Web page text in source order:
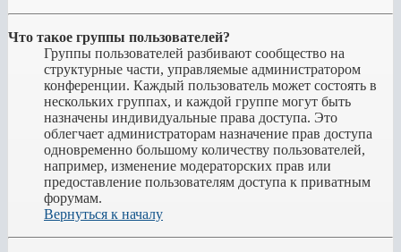
Что такое группы пользователей?
Группы пользователей разбивают сообщество на
структурные части, управляемые администратором
конференции. Каждый пользователь может состоять в
нескольких группах, и каждой группе могут быть
назначены индивидуальные права доступа. Это
облегчает администраторам назначение прав доступа
одновременно большому количеству пользователей,
например, изменение модераторских прав или
предоставление пользователям доступа к приватным
форумам.
Вернуться к началу